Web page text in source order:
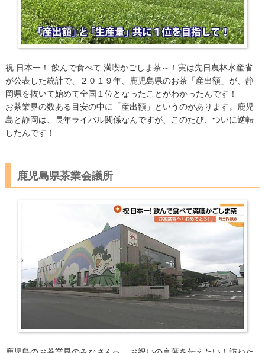
祝 日本一！ 飲んで食べて 満喫かごしま茶～！実は先日農林水産省
が公表した統計で、２０１９年、鹿児島県のお茶「産出額」が、静
岡県を抜いて始めて全国１位となったことがわかったんです！
お茶業界の数ある目安の中に「産出額」というのがあります。鹿児
島と静岡は、長年ライバル関係なんですが、このたび、ついに逆転
したんです！
鹿児島県茶業会議所